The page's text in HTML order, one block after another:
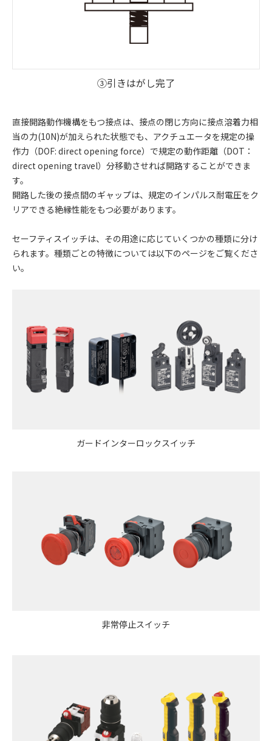
③引きはがし完了
直接開路動作機構をもつ接点は、接点の閉じ方向に接点溶着力相
当の力(10N)が加えられた状態でも、アクチュエータを規定の操
作力（DOF: direct opening force）で規定の動作距離（DOT：
direct opening travel）分移動させれば開路することができま
す。
開路した後の接点間のギャップは、規定のインパルス耐電圧をク
リアできる絶縁性能をもつ必要があります。
セーフティスイッチは、その用途に応じていくつかの種類に分け
られます。種類ごとの特徴については以下のページをご覧くださ
い。
ガードインターロックスイッチ
非常停止スイッチ